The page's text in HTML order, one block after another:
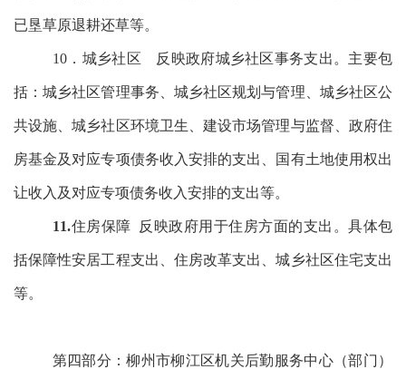
已垦草原退耕还草等。
10．城乡社区 反映政府城乡社区事务支出。主要包
括：城乡社区管理事务、城乡社区规划与管理、城乡社区公
共设施、城乡社区环境卫生、建设市场管理与监督、政府住
房基金及对应专项债务收入安排的支出、国有土地使用权出
让收入及对应专项债务收入安排的支出等。
11.住房保障 反映政府用于住房方面的支出。具体包
括保障性安居工程支出、住房改革支出、城乡社区住宅支出
等。
第四部分：柳州市柳江区机关后勤服务中心（部门）